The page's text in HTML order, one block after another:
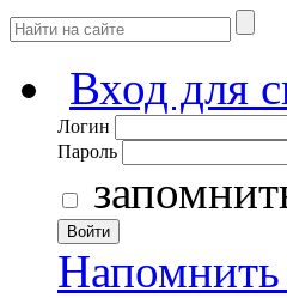
Вход для
Логин
Пароль
Войти
Напомнить